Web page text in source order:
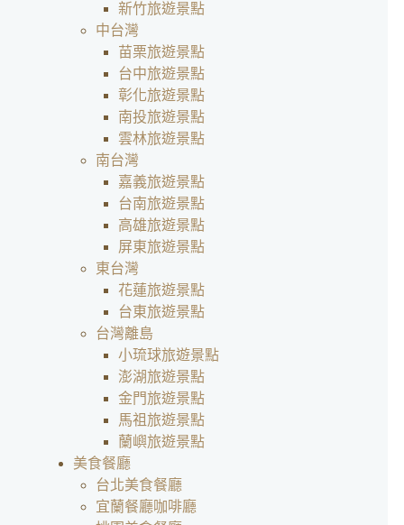
新竹旅遊景點
中台灣
苗栗旅遊景點
台中旅遊景點
彰化旅遊景點
南投旅遊景點
雲林旅遊景點
南台灣
嘉義旅遊景點
台南旅遊景點
高雄旅遊景點
屏東旅遊景點
東台灣
花蓮旅遊景點
台東旅遊景點
台灣離島
小琉球旅遊景點
澎湖旅遊景點
金門旅遊景點
馬祖旅遊景點
蘭嶼旅遊景點
美食餐廳
台北美食餐廳
宜蘭餐廳咖啡廳